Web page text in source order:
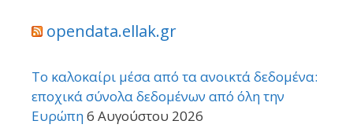
opendata.ellak.gr
Το καλοκαίρι μέσα από τα ανοικτά δεδομένα:
εποχικά σύνολα δεδομένων από όλη την
Ευρώπη6 Αυγούστου 2026